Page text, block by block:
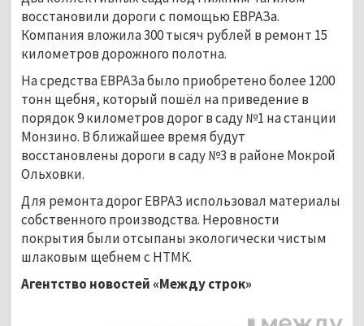
восстановили дороги с помощью ЕВРАЗа.
Компания вложила 300 тысяч рублей в ремонт 15
километров дорожного полотна.
На средства ЕВРАЗа было приобретено более 1200
тонн щебня, который пошёл на приведение в
порядок 9 километров дорог в саду №1 на станции
Монзино. В ближайшее время будут
восстановлены дороги в саду №3 в районе Мокрой
Ольховки.
Для ремонта дорог ЕВРАЗ использовал материалы
собственного производства. Неровности
покрытия были отсыпаны экологически чистым
шлаковым щебнем с НТМК.
Агентство новостей «Между строк»